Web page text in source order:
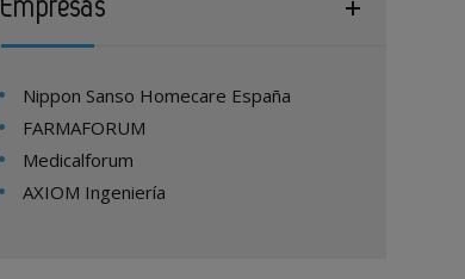
Empresas
Nippon Sanso Homecare España
FARMAFORUM
Medicalforum
AXIOM Ingeniería